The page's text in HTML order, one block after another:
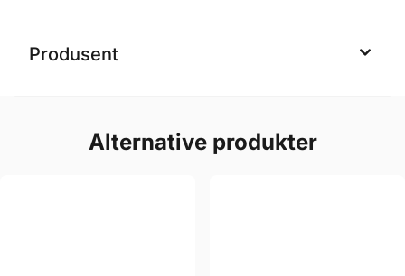
Produsent
Alternative produkter